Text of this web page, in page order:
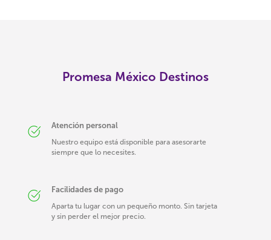
Promesa México Destinos
Atención personal
Nuestro equipo está disponible para asesorarte
siempre que lo necesites.
Facilidades de pago
Aparta tu lugar con un pequeño monto. Sin tarjeta
y sin perder el mejor precio.